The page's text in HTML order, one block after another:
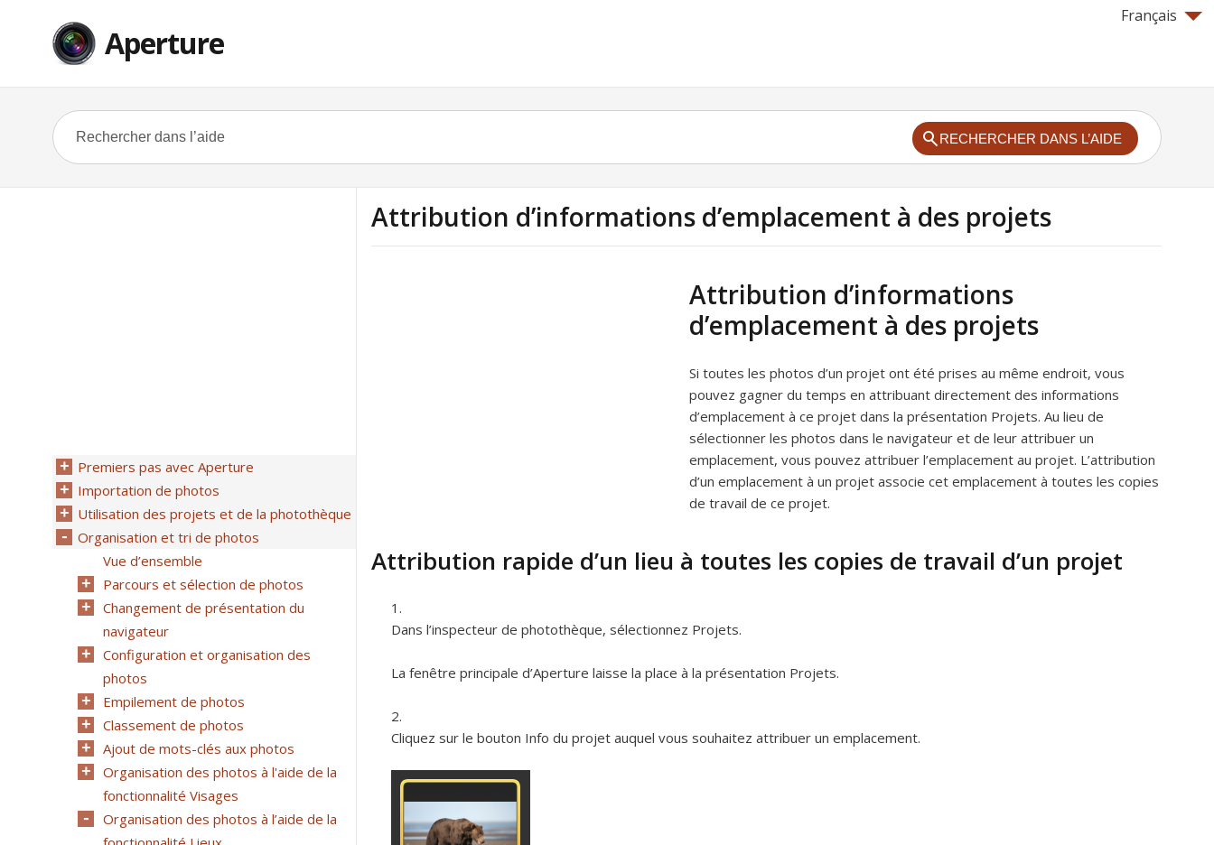
Français
Aperture
RECHERCHER DANS L’AIDE
Attribution d’informations d’emplacement à des projets
Attribution d’informations
d’emplacement à des projets
Si toutes les photos d’un projet ont été prises au même endroit, vous
pouvez gagner du temps en attribuant directement des informations
d’emplacement à ce projet dans la présentation Projets. Au lieu de
sélectionner les photos dans le navigateur et de leur attribuer un
emplacement, vous pouvez attribuer l’emplacement au projet. L’attribution
d’un emplacement à un projet associe cet emplacement à toutes les copies
de travail de ce projet.
Attribution rapide d’un lieu à toutes les copies de travail d’un projet
Dans l’inspecteur de photothèque, sélectionnez Projets.
La fenêtre principale d’Aperture laisse la place à la présentation Projets.
Cliquez sur le bouton Info du projet auquel vous souhaitez attribuer un emplacement.
Premiers pas avec Aperture
Importation de photos
Utilisation des projets et de la photothèque
Organisation et tri de photos
Vue d’ensemble
Parcours et sélection de photos
Changement de présentation du
navigateur
Configuration et organisation des
photos
Empilement de photos
Classement de photos
Ajout de mots-clés aux photos
Organisation des photos à l'aide de la
fonctionnalité Visages
Organisation des photos à l’aide de la